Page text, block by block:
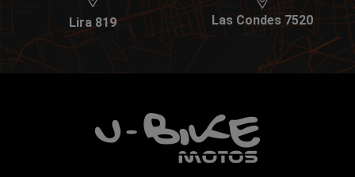
Lira 819 Las Condes 7520